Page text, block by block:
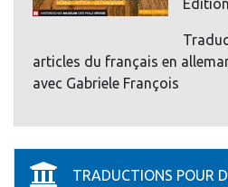
articles du français en
avec Gabriele François
TRADUCTIONS POUR